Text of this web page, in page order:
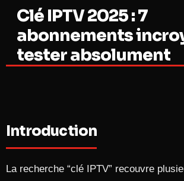
Clé IPTV 2025 : 7
abonnements
tester absolument
Introduction
La recherche “clé IPTV” recouvre